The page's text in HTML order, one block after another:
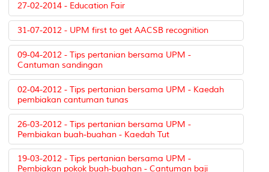
27-02-2014 - Education Fair
31-07-2012 - UPM first to get AACSB recognition
09-04-2012 - Tips pertanian bersama UPM -
Cantuman sandingan
02-04-2012 - Tips pertanian bersama UPM - Kaedah
pembiakan cantuman tunas
26-03-2012 - Tips pertanian bersama UPM -
Pembiakan buah-buahan - Kaedah Tut
19-03-2012 - Tips pertanian bersama UPM -
Pembiakan pokok buah-buahan - Cantuman baji